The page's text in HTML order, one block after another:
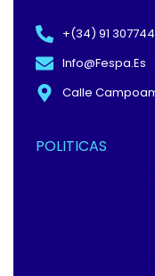
+(34) 91
Info@fespa.es
Calle
POLITICAS